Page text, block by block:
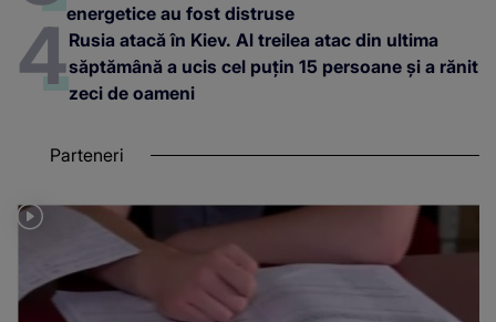
energetice au fost distruse
Rusia atacă în Kiev. Al treilea atac din ultima
săptămână a ucis cel puțin 15 persoane și a rănit
zeci de oameni
Parteneri